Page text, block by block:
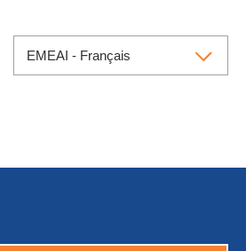
EMEAI - Français